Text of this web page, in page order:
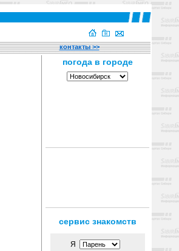
контакты >>
сервис знакомств
Я